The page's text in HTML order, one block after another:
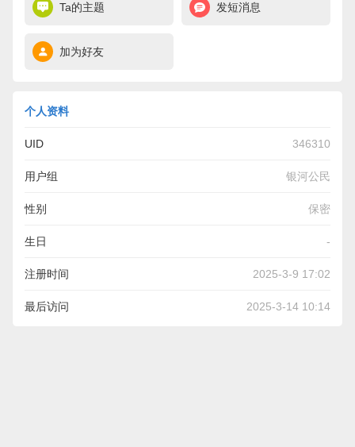
Ta的主题 发短消息
加为好友
个人资料
UID 346310
用户组 银河公民
性别 保密
生日 -
注册时间 2025-3-9 17:02
最后访问 2025-3-14 10:14